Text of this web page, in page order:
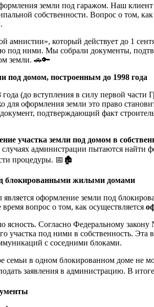
земли под гаражом. Наш
собственности. Вопрос о том,
который действует до 1
под ними. Мы собрали документы,
земли. 🚗🔑
под домом, построенным до 1998 года
(до вступления в силу первой
для оформления земли это право
подтверждающий факт
участка земли под домом в
случаях администрации пытаются
процедуры. 📅🏚️
блокированными жилыми домами
оформление земли под
вопрос о том, как осуществляется
ясность. Согласно Федеральному
участка под ними в собственность.
с соседними блоками.
семьи в одном блокированном доме не
заявления в администрацию. В